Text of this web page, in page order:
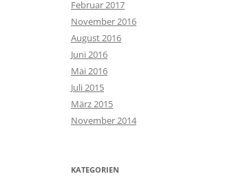
Februar 2017
November 2016
August 2016
Juni 2016
Mai 2016
Juli 2015
März 2015
November 2014
KATEGORIEN